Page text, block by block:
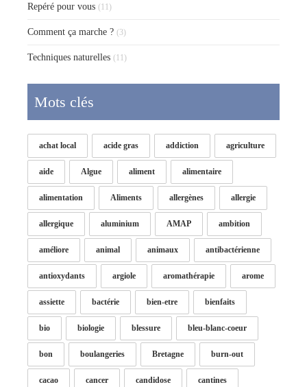
Repéré pour vous (11)
Comment ça marche ? (3)
Techniques naturelles (11)
Mots clés
achat local acide gras addiction agriculture
aide Algue aliment alimentaire
alimentation Aliments allergènes allergie
allergique aluminium AMAP ambition
améliore animal animaux antibactérienne
antioxydants argiole aromathérapie arome
assiette bactérie bien-etre bienfaits
bio biologie blessure bleu-blanc-coeur
bon boulangeries Bretagne burn-out
cacao cancer candidose cantines